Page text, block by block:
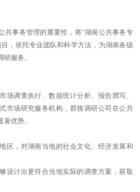
共事务管理的重要性，将"湖南公共事务专
，依托专业团队和科学方法，为湖南各级
服务。
场调查执行、数据统计分析、报告撰写、
市场研究服务机构，群狼调研公司在公共
优势。
区，对湖南当地的社会文化、经济发展和
设计出更符合当地实际的调查方案，获取